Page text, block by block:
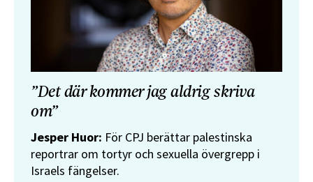
”Det där kommer jag aldrig skriva
om”
Jesper Huor: För CPJ berättar palestinska
reportrar om tortyr och sexuella övergrepp i
Israels fängelser.